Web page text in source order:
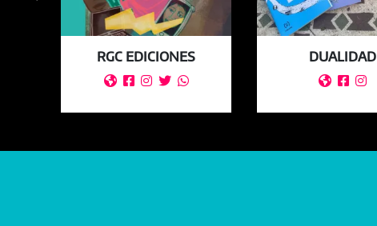
RGC EDICIONES
    
DUALIDAD
  